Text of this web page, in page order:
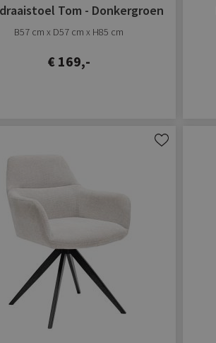
Tom - Donkergroen
B57 cm x D57 cm x H85 cm
€ 169,-